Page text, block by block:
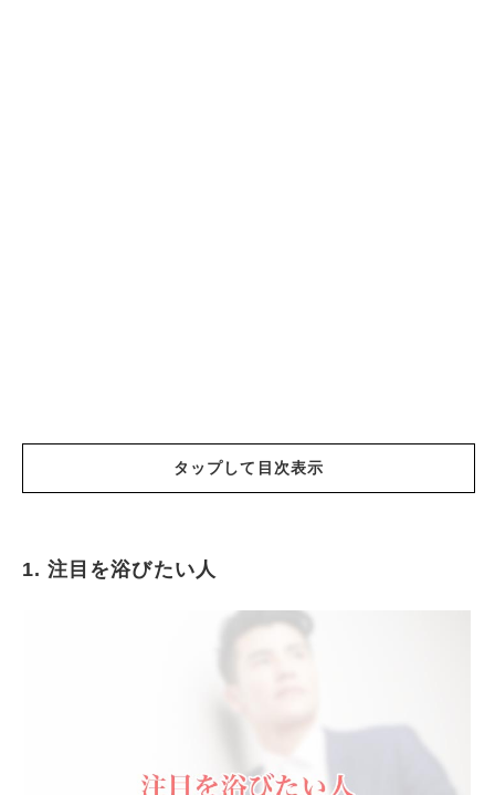
タップして目次表示
意志がはっきりしている人
1. 注目を浴びたい人